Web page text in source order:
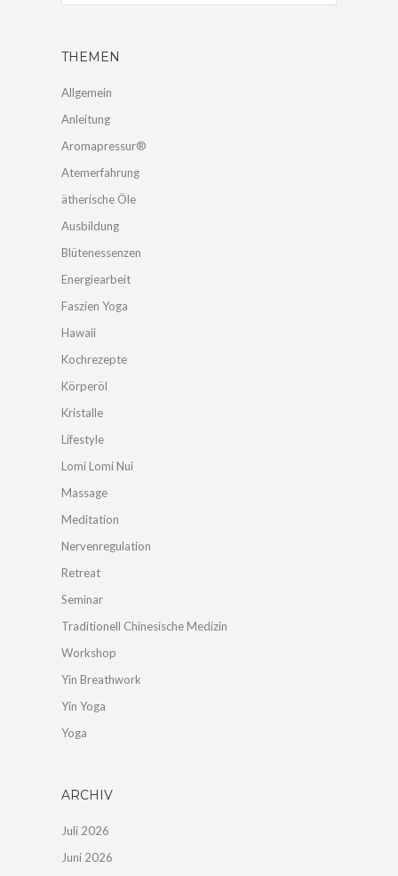
THEMEN
Allgemein
Anleitung
Aromapressur®
Atemerfahrung
ätherische Öle
Ausbildung
Blütenessenzen
Energiearbeit
Faszien Yoga
Hawaii
Kochrezepte
Körperöl
Kristalle
Lifestyle
Lomi Lomi Nui
Massage
Meditation
Nervenregulation
Retreat
Seminar
Traditionell Chinesische Medizin
Workshop
Yin Breathwork
Yin Yoga
Yoga
ARCHIV
Juli 2026
Juni 2026